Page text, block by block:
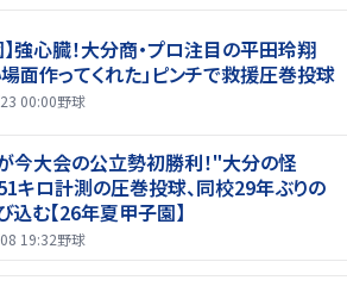
】強心臓！大分商・プロ注目の平田玲翔
場面作ってくれた」ピンチで救援圧巻投球
00:00野球
今大会の公立勢初勝利！"大分の怪
キロ計測の圧巻投球、同校29年ぶりの
込む【26年夏甲子園】
19:32野球